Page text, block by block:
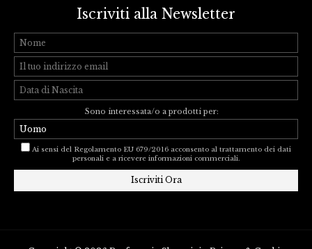
Iscriviti alla Newsletter
Sono interessata/o a prodotti per:
Ai sensi del Regolamento EU 679/2016 acconsento al trattamento dei dati
personali e a ricevere informazioni commerciali.